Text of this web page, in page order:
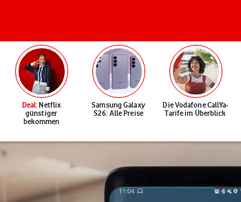
Deal: Netflix
günstiger
bekommen
Samsung Galaxy
S26: Alle Preise
Die Vodafone CallYa-
Tarife im Überblick